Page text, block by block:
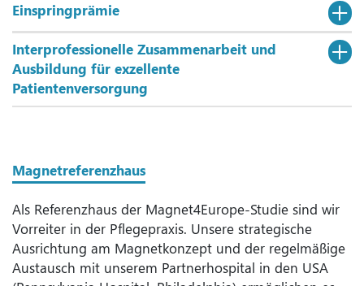
Einspringprämie
Interprofessionelle Zusammenarbeit und
Ausbildung für exzellente
Patientenversorgung
Magnetreferenzhaus
Als Referenzhaus der Magnet4Europe-Studie sind wir
Vorreiter in der Pflegepraxis. Unsere strategische
Ausrichtung am Magnetkonzept und der regelmäßige
Austausch mit unserem Partnerhospital in den USA